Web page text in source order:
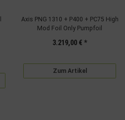
Axis PNG 1310 + P400 + PC75 High
Mod Foil Only Pumpfoil
3.219,00 € *
Zum Artikel